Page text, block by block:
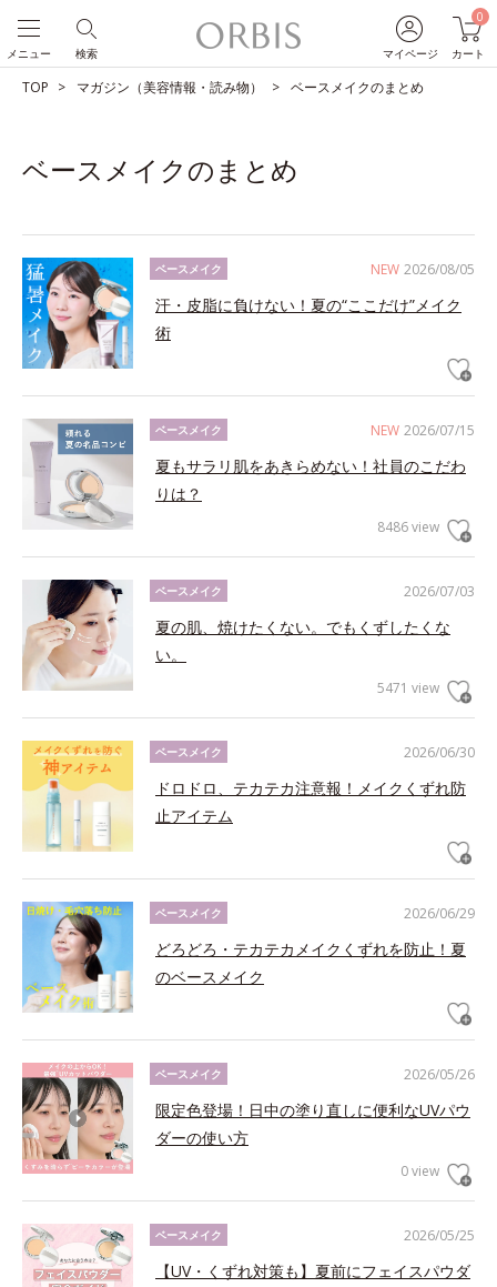
マイページ
0
カート
検索
メニュー
TOP マガジン（美容情報・読み物） ベースメイクのまとめ
ベースメイクのまとめ
NEW 2026/08/05
ベースメイク
汗・皮脂に負けない！夏の“ここだけ”メイク
術
NEW 2026/07/15
ベースメイク
夏もサラリ肌をあきらめない！社員のこだわ
りは？
8486 view
2026/07/03
ベースメイク
夏の肌、焼けたくない。でもくずしたくな
い。
5471 view
2026/06/30
ベースメイク
ドロドロ、テカテカ注意報！メイクくずれ防
止アイテム
2026/06/29
ベースメイク
どろどろ・テカテカメイクくずれを防止！夏
のベースメイク
2026/05/26
ベースメイク
限定色登場！日中の塗り直しに便利なUVパウ
ダーの使い方
0 view
2026/05/25
ベースメイク
【UV・くずれ対策も】夏前にフェイスパウダ